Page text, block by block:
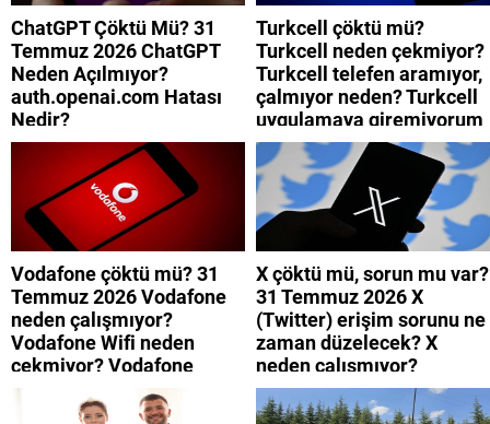
ChatGPT Çöktü Mü? 31
Temmuz 2026 ChatGPT
Neden Açılmıyor?
auth.openai.com Hatası
Nedir?
Turkcell çöktü mü?
Turkcell neden çekmiyor?
Turkcell telefen aramıyor,
çalmıyor neden? Turkcell
uygulamaya giremiyorum
neden? Turkcell internet
neden yavaş?
Vodafone çöktü mü? 31
Temmuz 2026 Vodafone
neden çalışmıyor?
Vodafone Wifi neden
çekmiyor? Vodafone
mobil uygulamaya neden
giremiyorum?
X çöktü mü, sorun mu var?
31 Temmuz 2026 X
(Twitter) erişim sorunu ne
zaman düzelecek? X
neden çalışmıyor?